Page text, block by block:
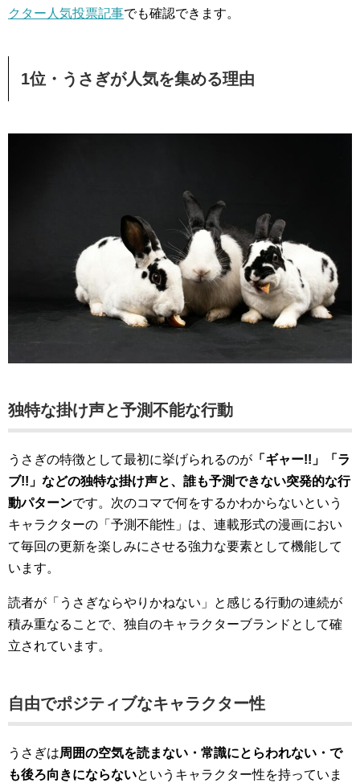
クター人気投票記事でも確認できます。
1位・うさぎが人気を集める理由
独特な掛け声と予測不能な行動
うさぎの特徴として最初に挙げられるのが 「ギャー!!」「ラ
ブ!!」などの独特な掛け声と、誰も予測できない突発的な行
動パターンです。次のコマで何をするかわからないという
キャラクターの「予測不能性」は、連載形式の漫画におい
て毎回の更新を楽しみにさせる強力な要素として機能して
います。
読者が「うさぎならやりかねない」と感じる行動の連続が
積み重なることで、独自のキャラクターブランドとして確
立されています。
自由でポジティブなキャラクター性
うさぎは周囲の空気を読まない・常識にとらわれない・で
も後ろ向きにならないというキャラクター性を持っていま